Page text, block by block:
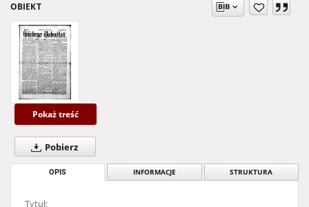
OBIEKT
Pokaż treść
Pobierz
OPIS INFORMACJE STRUKTURA
Tytuł: